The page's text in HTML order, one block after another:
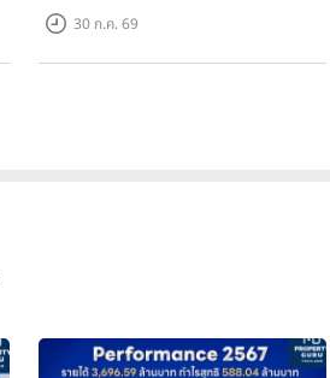
คุณภาพชีวิต
30 ก.ค. 69